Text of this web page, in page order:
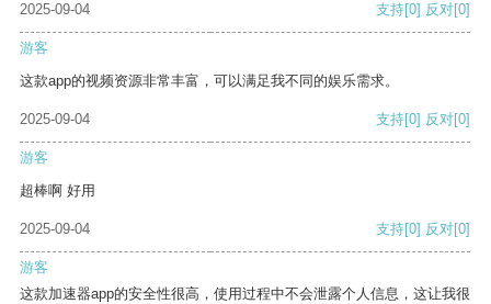
2025-09-04 支持[0] 反对[0]
游客
这款app的视频资源非常丰富，可以满足我不同的娱乐需求。
2025-09-04 支持[0] 反对[0]
游客
超棒啊 好用
2025-09-04 支持[0] 反对[0]
游客
这款加速器app的安全性很高，使用过程中不会泄露个人信息，这让我很